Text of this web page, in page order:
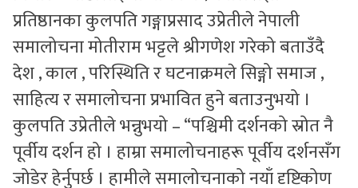
प्रतिष्ठानका कुलपति गङ्गाप्रसाद उप्रेतीले नेपाली
समालोचना मोतीराम भट्टले श्रीगणेश गरेको बताउँदै
देश , काल , परिस्थिति र घटनाक्रमले सिङ्गो समाज ,
साहित्य र समालोचना प्रभावित हुने बताउनुभयो ।
कुलपति उप्रेतीले भन्नुभयो – “पश्चिमी दर्शनको स्रोत नै
पूर्वीय दर्शन हो । हाम्रा समालोचनाहरू पूर्वीय दर्शनसँग
जोडेर हेर्नुपर्छ । हामीले समालोचनाको नयाँ दृष्टिकोण